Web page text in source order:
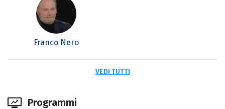
Franco Nero
VEDI TUTTI
Programmi